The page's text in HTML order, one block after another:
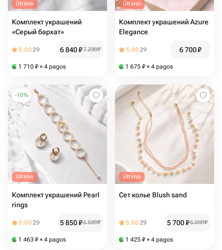
Último
Комплект украшений
«Серый бархат»
5.0029 6 840₽7 200₽
1 710 ₽ × 4 pagos
Último
Комплект украшений Azure
Elegance
5.0029 6 700₽
1 675 ₽ × 4 pagos
-10%
Último
Комплект украшений Pearl
rings
5.0029 5 850₽6 500₽
1 463 ₽ × 4 pagos
Último
Сет колье Blush sand
5.0029 5 700₽6 000₽
1 425 ₽ × 4 pagos